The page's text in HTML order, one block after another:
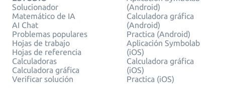
Solucionador
Matemático de IA
AI Chat
Problemas populares
Hojas de trabajo
Hojas de referencia
Calculadoras
Calculadora gráfica
Verificar solución
(Android)
Calculadora gráfica
(Android)
Practica (Android)
Aplicación Symbolab
(iOS)
Calculadora gráfica
(iOS)
Practica (iOS)